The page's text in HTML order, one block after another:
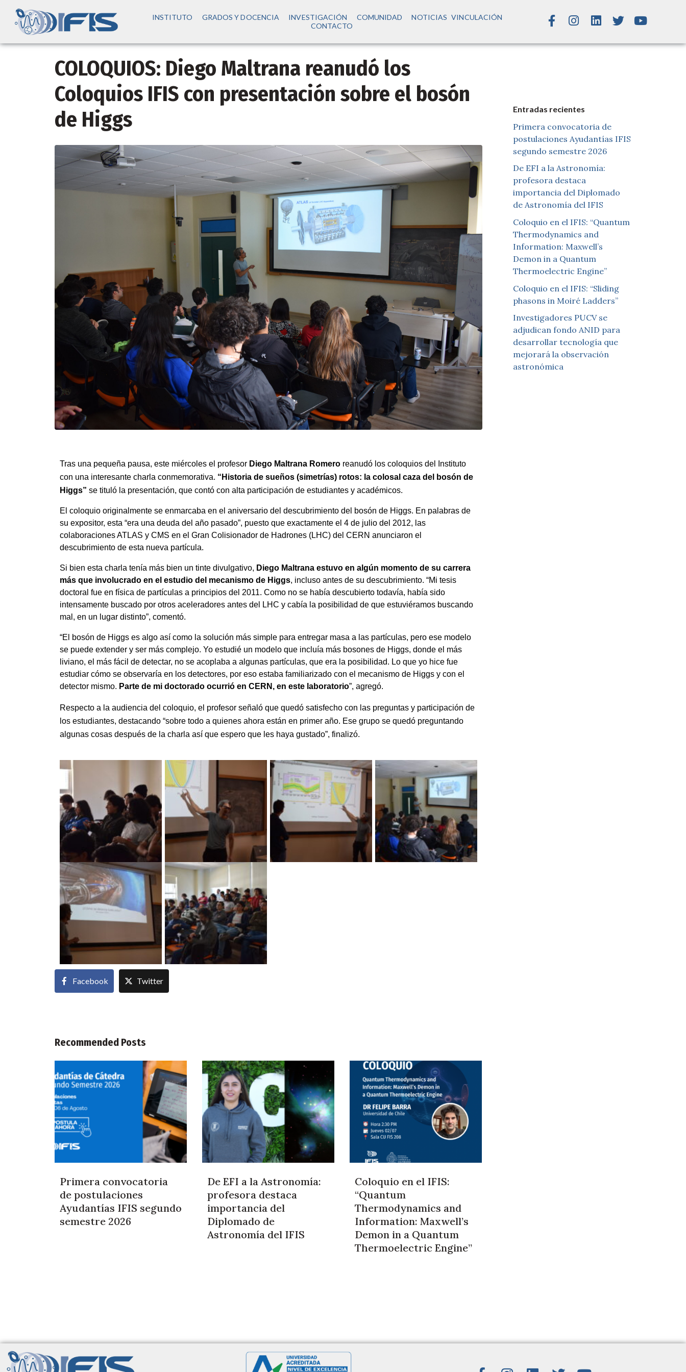
INSTITUTO GRADOS Y DOCENCIA INVESTIGACIÓN COMUNIDAD NOTICIAS VINCULACIÓN
CONTACTO
COLOQUIOS: Diego Maltrana reanudó los
Coloquios IFIS con presentación sobre el bosón
de Higgs
Tras una pequeña pausa, este miércoles el profesor Diego Maltrana Romero reanudó los coloquios del Instituto
con una interesante charla conmemorativa. “Historia de sueños (simetrías) rotos: la colosal caza del bosón de
Higgs” se tituló la presentación, que contó con alta participación de estudiantes y académicos.
El coloquio originalmente se enmarcaba en el aniversario del descubrimiento del bosón de Higgs. En palabras de
su expositor, esta “era una deuda del año pasado”, puesto que exactamente el 4 de julio del 2012, las
colaboraciones ATLAS y CMS en el Gran Colisionador de Hadrones (LHC) del CERN anunciaron el
descubrimiento de esta nueva partícula.
Si bien esta charla tenía más bien un tinte divulgativo, Diego Maltrana estuvo en algún momento de su carrera
más que involucrado en el estudio del mecanismo de Higgs, incluso antes de su descubrimiento. “Mi tesis
doctoral fue en física de partículas a principios del 2011. Como no se había descubierto todavía, había sido
intensamente buscado por otros aceleradores antes del LHC y cabía la posibilidad de que estuviéramos buscando
mal, en un lugar distinto”, comentó.
“El bosón de Higgs es algo así como la solución más simple para entregar masa a las partículas, pero ese modelo
se puede extender y ser más complejo. Yo estudié un modelo que incluía más bosones de Higgs, donde el más
liviano, el más fácil de detectar, no se acoplaba a algunas partículas, que era la posibilidad. Lo que yo hice fue
estudiar cómo se observaría en los detectores, por eso estaba familiarizado con el mecanismo de Higgs y con el
detector mismo. Parte de mi doctorado ocurrió en CERN, en este laboratorio”, agregó.
Respecto a la audiencia del coloquio, el profesor señaló que quedó satisfecho con las preguntas y participación de
los estudiantes, destacando “sobre todo a quienes ahora están en primer año. Ese grupo se quedó preguntando
algunas cosas después de la charla así que espero que les haya gustado”, finalizó.
Facebook Twitter
Recommended Posts
Primera convocatoria
de postulaciones
Ayudantías IFIS segundo
semestre 2026
De EFI a la Astronomía:
profesora destaca
importancia del
Diplomado de
Astronomía del IFIS
Coloquio en el IFIS:
“Quantum
Thermodynamics and
Information: Maxwell’s
Demon in a Quantum
Thermoelectric Engine”
Entradas recientes
Primera convocatoria de
postulaciones Ayudantías IFIS
segundo semestre 2026
De EFI a la Astronomía:
profesora destaca
importancia del Diplomado
de Astronomía del IFIS
Coloquio en el IFIS: “Quantum
Thermodynamics and
Information: Maxwell’s
Demon in a Quantum
Thermoelectric Engine”
Coloquio en el IFIS: “Sliding
phasons in Moiré Ladders”
Investigadores PUCV se
adjudican fondo ANID para
desarrollar tecnología que
mejorará la observación
astronómica